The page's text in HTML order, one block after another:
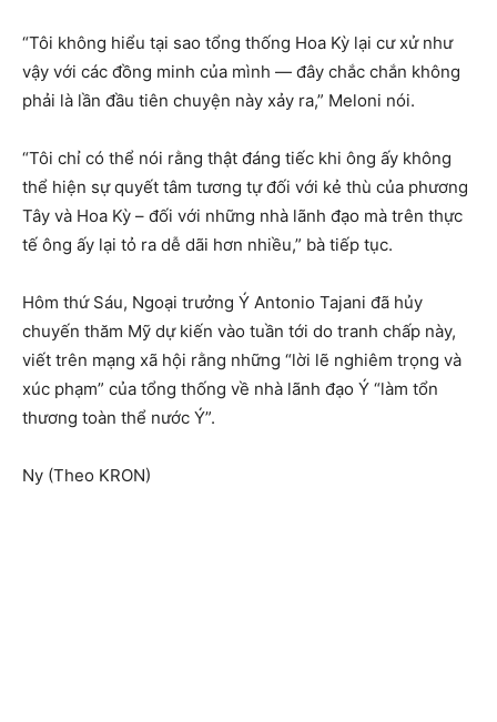
“Tôi không hiểu tại sao tổng thống Hoa Kỳ lại cư xử như
vậy với các đồng minh của mình — đây chắc chắn không
phải là lần đầu tiên chuyện này xảy ra,” Meloni nói.
“Tôi chỉ có thể nói rằng thật đáng tiếc khi ông ấy không
thể hiện sự quyết tâm tương tự đối với kẻ thù của phương
Tây và Hoa Kỳ – đối với những nhà lãnh đạo mà trên thực
tế ông ấy lại tỏ ra dễ dãi hơn nhiều,” bà tiếp tục.
Hôm thứ Sáu, Ngoại trưởng Ý Antonio Tajani đã hủy
chuyến thăm Mỹ dự kiến ​​vào tuần tới do tranh chấp này,
viết trên mạng xã hội rằng những “lời lẽ nghiêm trọng và
xúc phạm” của tổng thống về nhà lãnh đạo Ý “làm tổn
thương toàn thể nước Ý”.
Ny (Theo KRON)